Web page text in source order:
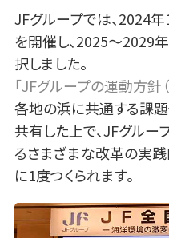
JFグループでは、2024
を開催し、2025～2029
択しました。
「JFグループの運動方針
各地の浜に共通する課
共有した上で、JFグルー
るさまざまな改革の実
に1度つくられます。